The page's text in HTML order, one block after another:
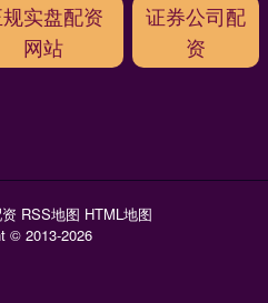
实盘配资
网站
证券公司配
资
RSS地图 HTML地图
© 2013-2026